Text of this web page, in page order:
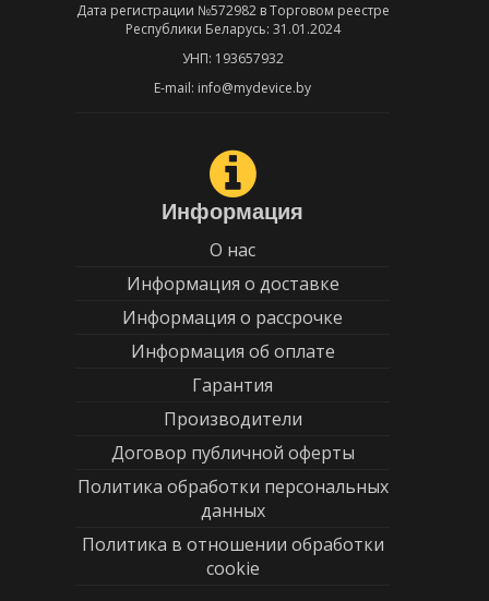
Дата регистрации №572982 в Торговом реестре
Республики Беларусь: 31.01.2024
УНП: 193657932
E-mail: info@mydevice.by
Информация
О нас
Информация о доставке
Информация о рассрочке
Информация об оплате
Гарантия
Производители
Договор публичной оферты
Политика обработки персональных
данных
Политика в отношении обработки
cookie